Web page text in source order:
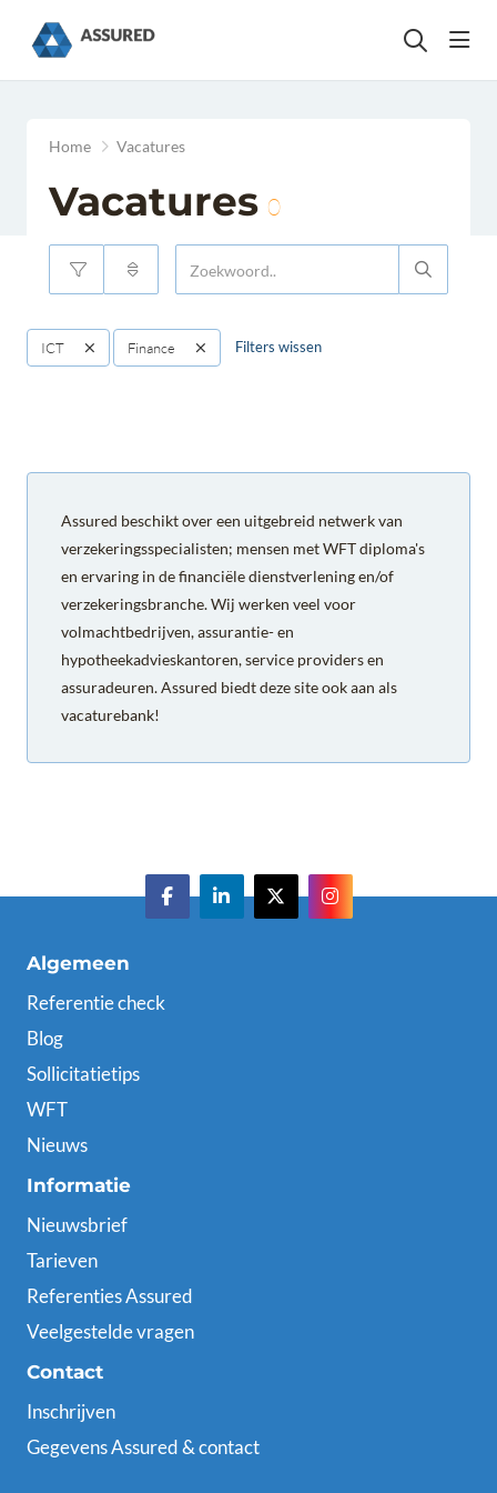
Home Vacatures
Vacatures 0
ICT Finance Filters wissen
Assured beschikt over een uitgebreid netwerk van
verzekeringsspecialisten; mensen met WFT diploma's
en ervaring in de financiële dienstverlening en/of
verzekeringsbranche. Wij werken veel voor
volmachtbedrijven, assurantie- en
hypotheekadvieskantoren, service providers en
assuradeuren. Assured biedt deze site ook aan als
vacaturebank!
Algemeen
Referentie check
Blog
Sollicitatietips
WFT
Nieuws
Informatie
Nieuwsbrief
Tarieven
Referenties Assured
Veelgestelde vragen
Contact
Inschrijven
Gegevens Assured & contact